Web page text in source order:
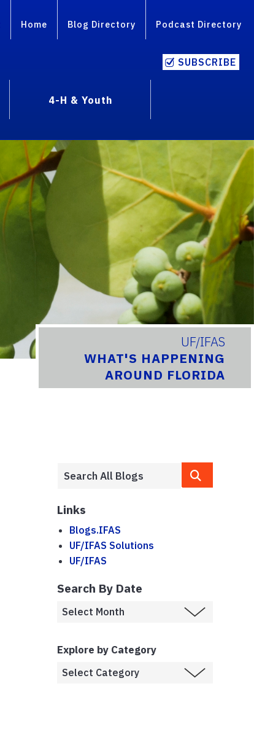
Home Blog Directory Podcast Directory
SUBSCRIBE
4-H & Youth
UF/IFAS
WHAT'S HAPPENING
AROUND FLORIDA
Links
Blogs.IFAS
UF/IFAS Solutions
UF/IFAS
Search By Date
Explore by Category